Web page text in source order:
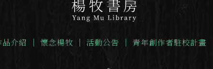
品介紹 ｜ 懷念楊牧 ｜ 活動公告 ｜ 青年創作者駐校計畫